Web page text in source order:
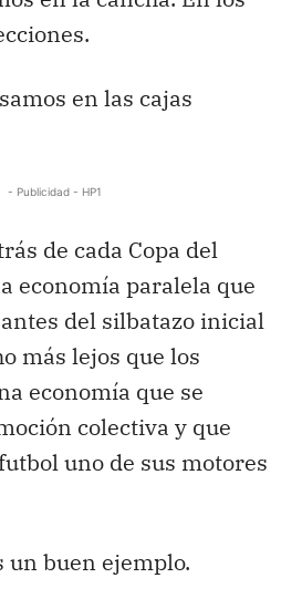
en las cajas
- Publicidad - HP1
de cada Copa del
economía paralela que
del silbatazo inicial
más lejos que los
economía que se
colectiva y que
uno de sus motores
un buen ejemplo.